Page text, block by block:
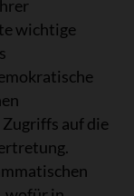
wichtige
Zugriffs auf die